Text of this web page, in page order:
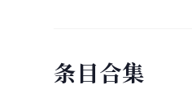
条目合集